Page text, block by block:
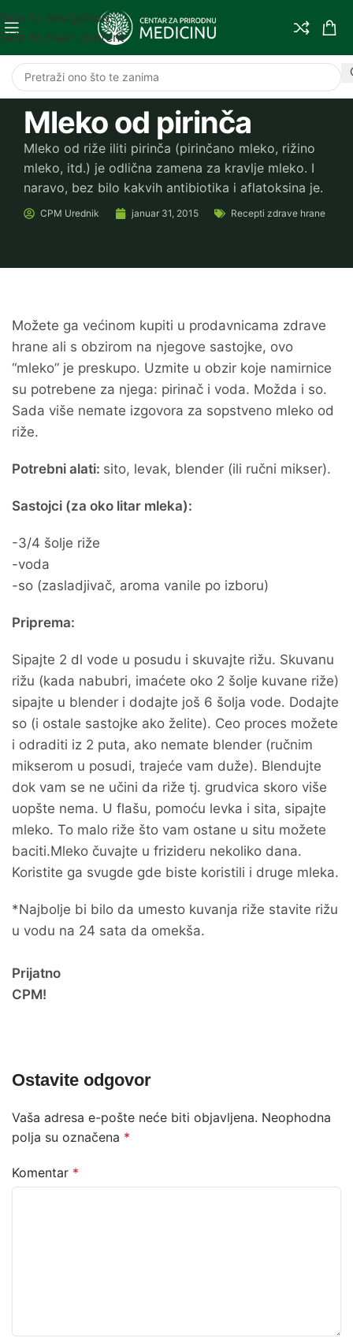
Skip to navigation
Skip to main content
Mleko od pirinča
Mleko od riže iliti pirinča (pirinčano mleko, rižino
mleko, itd.) je odlična zamena za kravlje mleko. I
naravo, bez bilo kakvih antibiotika i aflatoksina je.
CPM Urednik januar 31, 2015 Recepti zdrave hrane
Možete ga većinom kupiti u prodavnicama zdrave
hrane ali s obzirom na njegove sastojke, ovo
“mleko” je preskupo. Uzmite u obzir koje namirnice
su potrebene za njega: pirinač i voda. Možda i so.
Sada više nemate izgovora za sopstveno mleko od
riže.
Potrebni alati: sito, levak, blender (ili ručni mikser).
Sastojci (za oko litar mleka):
-3/4 šolje riže
-voda
-so (zasladjivač, aroma vanile po izboru)
Priprema:
Sipajte 2 dl vode u posudu i skuvajte rižu. Skuvanu
rižu (kada nabubri, imaćete oko 2 šolje kuvane riže)
sipajte u blender i dodajte još 6 šolja vode. Dodajte
so (i ostale sastojke ako želite). Ceo proces možete
i odraditi iz 2 puta, ako nemate blender (ručnim
mikserom u posudi, trajeće vam duže). Blendujte
dok vam se ne učini da riže tj. grudvica skoro više
uopšte nema. U flašu, pomoću levka i sita, sipajte
mleko. To malo riže što vam ostane u situ možete
baciti.Mleko čuvajte u frizideru nekoliko dana.
Koristite ga svugde gde biste koristili i druge mleka.
*Najbolje bi bilo da umesto kuvanja riže stavite rižu
u vodu na 24 sata da omekša.
Prijatno
CPM!
Ostavite odgovor
Vaša adresa e-pošte neće biti objavljena. Neophodna
polja su označena *
Komentar *